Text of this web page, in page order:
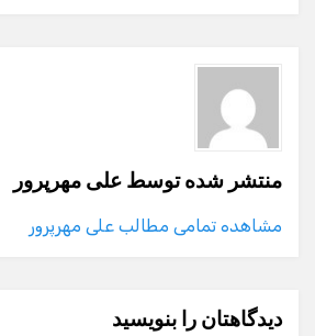
منتشر شده توسطعلی مهرپرور
مشاهده تمامی مطالب علی مهرپرور
دیدگاهتان را بنویسید